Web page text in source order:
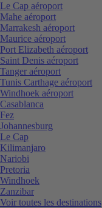
Le Cap aéroport
Mahe aéroport
Marrakesh aéroport
Maurice aéroport
Port Elizabeth aéroport
Saint Denis aéroport
Tanger aéroport
Tunis Carthage aéroport
Windhoek aéroport
Casablanca
Fez
Johannesburg
Le Cap
Kilimanjaro
Nariobi
Pretoria
Windhoek
Zanzibar
Voir toutes les destinations